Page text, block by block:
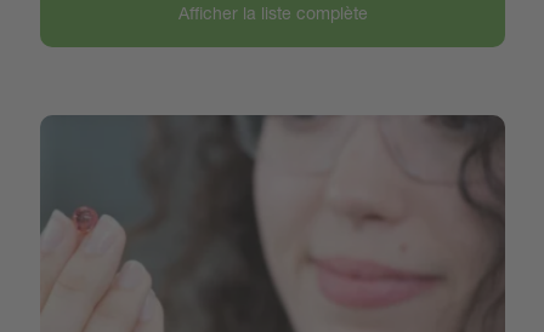
Afficher la liste complète